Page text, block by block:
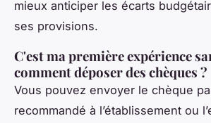
mieux anticiper les écarts
ses provisions.
C'est ma première expérience
comment déposer des chèques ?
Vous pouvez envoyer le chèque
recommandé à l’établissement ou